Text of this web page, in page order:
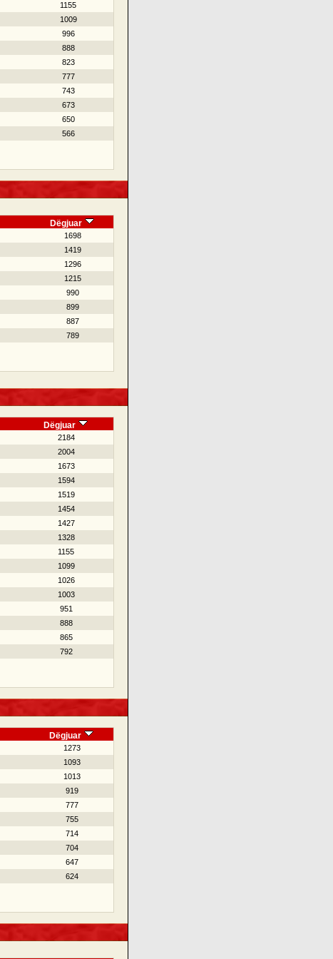
1155
1009
996
888
823
777
743
673
650
566
Dëgjuar
1698
1419
1296
1215
990
899
887
789
Dëgjuar
2184
2004
1673
1594
1519
1454
1427
1328
1155
1099
1026
1003
951
888
865
792
Dëgjuar
1273
1093
1013
919
777
755
714
704
647
624